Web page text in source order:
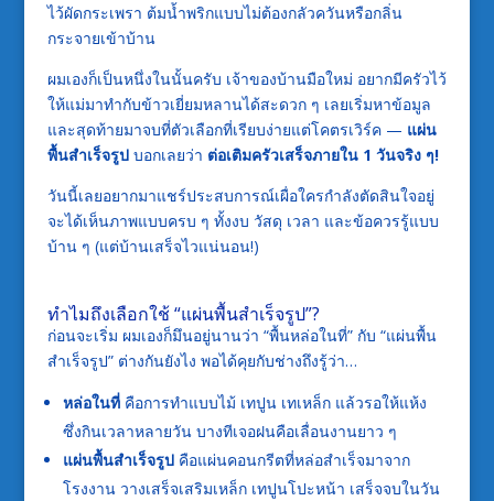
ไว้ผัดกระเพรา ต้มน้ำพริกแบบไม่ต้องกลัวควันหรือกลิ่น
กระจายเข้าบ้าน
ผมเองก็เป็นหนึ่งในนั้นครับ เจ้าของบ้านมือใหม่ อยากมีครัวไว้
ให้แม่มาทำกับข้าวเยี่ยมหลานได้สะดวก ๆ เลยเริ่มหาข้อมูล
และสุดท้ายมาจบที่ตัวเลือกที่เรียบง่ายแต่โคตรเวิร์ค — แผ่น
พื้นสำเร็จรูปบอกเลยว่า ต่อเติมครัวเสร็จภายใน 1 วันจริง ๆ!
วันนี้เลยอยากมาแชร์ประสบการณ์เผื่อใครกำลังตัดสินใจอยู่
จะได้เห็นภาพแบบครบ ๆ ทั้งงบ วัสดุ เวลา และข้อควรรู้แบบ
บ้าน ๆ (แต่บ้านเสร็จไวแน่นอน!)
ทำไมถึงเลือกใช้ “แผ่นพื้นสำเร็จรูป”?
ก่อนจะเริ่ม ผมเองก็มึนอยู่นานว่า “พื้นหล่อในที่” กับ “แผ่นพื้น
สำเร็จรูป” ต่างกันยังไง พอได้คุยกับช่างถึงรู้ว่า…
หล่อในที่คือการทำแบบไม้ เทปูน เทเหล็ก แล้วรอให้แห้ง
ซึ่งกินเวลาหลายวัน บางทีเจอฝนคือเลื่อนงานยาว ๆ
แผ่นพื้นสำเร็จรูปคือแผ่นคอนกรีตที่หล่อสำเร็จมาจาก
โรงงาน วางเสร็จเสริมเหล็ก เทปูนโปะหน้า เสร็จจบในวัน